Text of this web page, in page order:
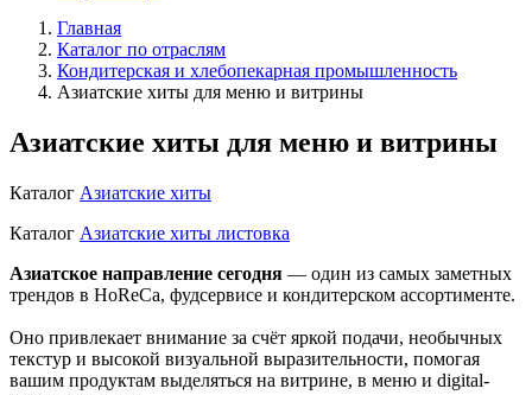
Главная
Каталог по отраслям
Кондитерская и хлебопекарная промышленность
Азиатские хиты для меню и витрины
Азиатские хиты для меню и витрины
Каталог Азиатские хиты
Каталог Азиатские хиты листовка
Азиатское направление сегодня — один из самых заметных
трендов в HoReCa, фудсервисе и кондитерском ассортименте.
Оно привлекает внимание за счёт яркой подачи, необычных
текстур и высокой визуальной выразительности, помогая
вашим продуктам выделяться на витрине, в меню и digital-